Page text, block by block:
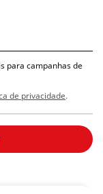
para campanhas de
de privacidade.